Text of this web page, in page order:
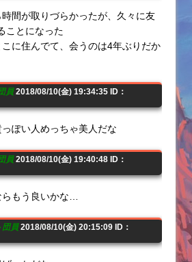
間が取りづらかったが、久々に友
ことになった
に住んでて、会うのは4年ぶりだか
員2018/08/10(金) 19:34:35 ID：
ぽい人めっちゃ美人だな
員2018/08/10(金) 19:40:48 ID：
もう良いかな…
団員2018/08/10(金) 20:15:09 ID：